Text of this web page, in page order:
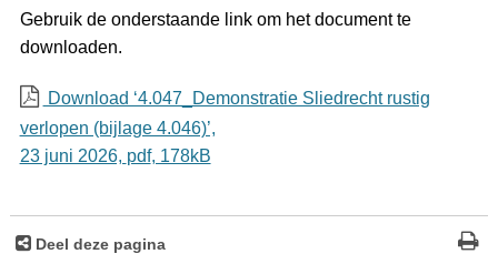
Gebruik de onderstaande link om het document te
downloaden.
Download ‘4.047_Demonstratie Sliedrecht rustig
verlopen (bijlage 4.046)’,
23 juni 2026, pdf, 178kB
Deel deze pagina